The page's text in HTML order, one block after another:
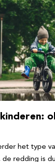
het type
redding is